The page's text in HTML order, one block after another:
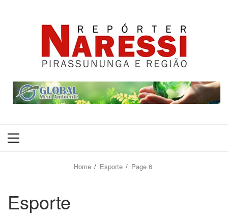
Primary
Home Esporte Page 6
Esporte